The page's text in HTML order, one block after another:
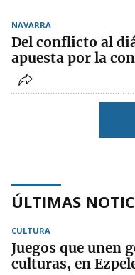
NAVARRA
Del conflicto al
apuesta por la
ÚLTIMAS
CULTURA
Juegos que unen
culturas, en